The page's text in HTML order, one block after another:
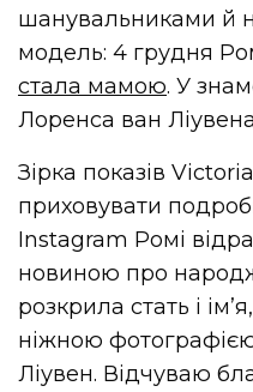
шанувальниками й
модель: 4 грудня
стала мамою. У
Лоренса ван
Зірка показів
приховувати
Instagram Ромі
новиною про
розкрила стать і
ніжною
Ліувен. Відчуваю